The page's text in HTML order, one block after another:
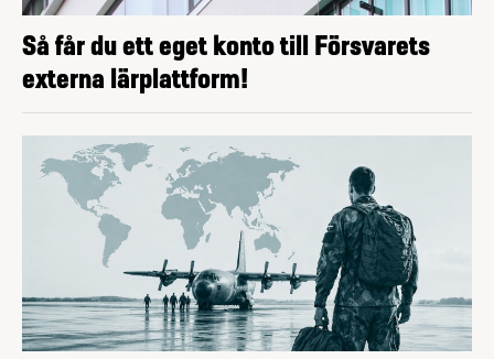
Så får du ett eget konto till Försvarets
externa lärplattform!